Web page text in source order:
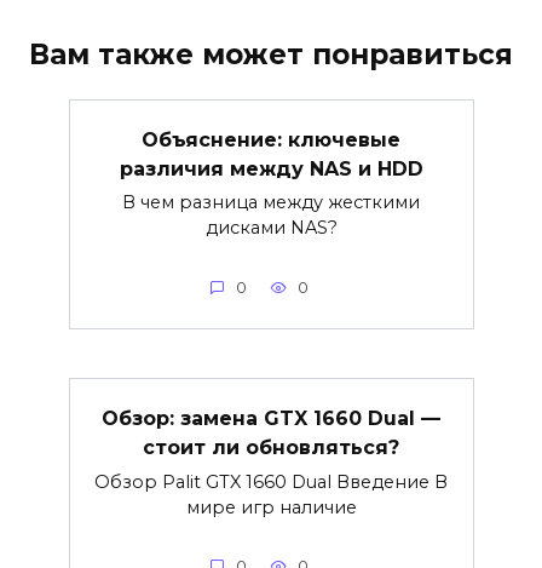
Вам также может понравиться
Объяснение: ключевые
различия между NAS и HDD
В чем разница между жесткими
дисками NAS?
0 0
Обзор: замена GTX 1660 Dual —
стоит ли обновляться?
Обзор Palit GTX 1660 Dual Введение В
мире игр наличие